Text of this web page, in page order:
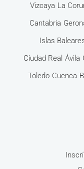
Vizcaya La
Cantabria
Islas
Ciudad Real Ávila
Toledo Cuenca